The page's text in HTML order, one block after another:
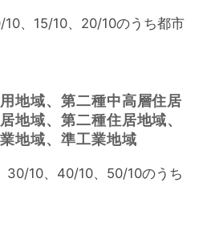
、15/10、20/10のうち都市
地域、第二種中高層住居
地域、第二種住居地域、
地域、準工業地域
30/10、40/10、50/10のうち